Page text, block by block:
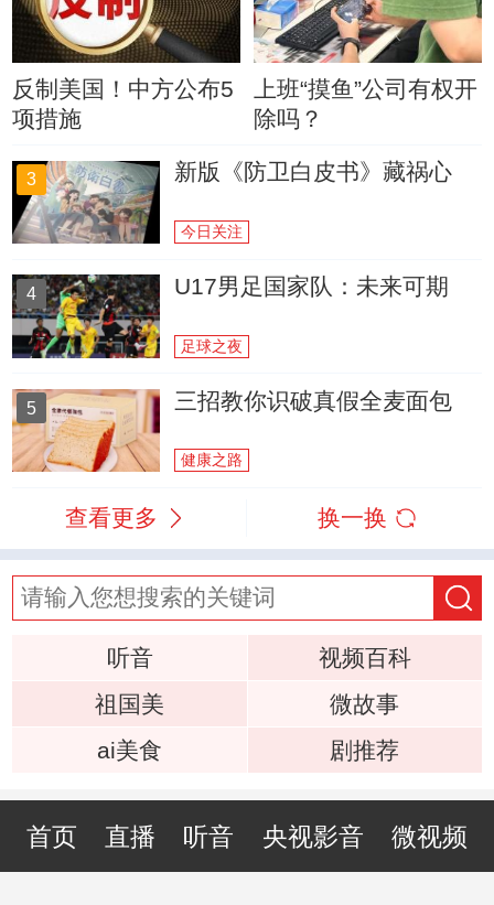
反制美国！中方公布5
项措施
上班“摸鱼”公司有权开
除吗？
3 新版《防卫白皮书》藏祸心
今日关注
4 U17男足国家队：未来可期
足球之夜
5 三招教你识破真假全麦面包
健康之路
查看更多 换一换
听音
视频百科
祖国美
微故事
ai美食
剧推荐
首页 直播 听音 央视影音 微视频